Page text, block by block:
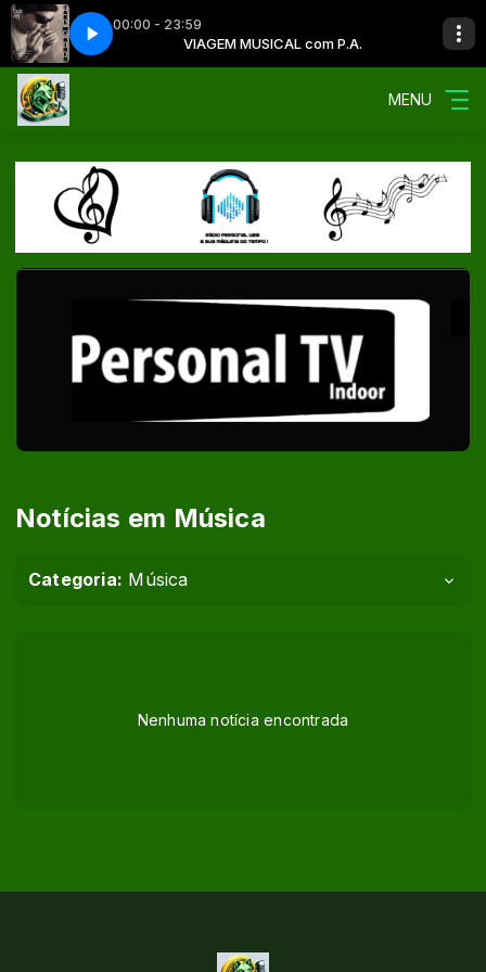
00:00 - 23:59
com P.A. VIAGEM MUSICAL com P.A.
121222 DOUGLAS ABREU 121222
MENU
Notícias em Música
Categoria: Música
Nenhuma notícia encontrada